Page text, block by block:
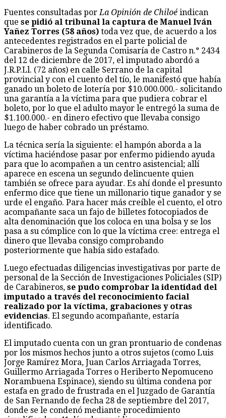
Fuentes consultadas porLa Opinión de Chiloé indican
que se pidió al tribunal la captura de Manuel Iván
Yañez Torres (58 años) toda vez que, de acuerdo a los
antecedentes registrados en el parte policial de
Carabineros de la Segunda Comisaría de Castro n.° 2434
del 12 de diciembre de 2017, el imputado abordó a
J.R.P.Ll. (72 años) en calle Serrano de la capital
provincial y con el cuento del tío, le manifestó que había
ganado un boleto de lotería por $10.000.000.- solicitando
una garantía a la víctima para que pudiera cobrar el
boleto, por lo que el adulto mayor le entregó la suma de
$1.100.000.- en dinero efectivo que llevaba consigo
luego de haber cobrado un préstamo.
La técnica sería la siguiente: el hampón aborda a la
víctima haciéndose pasar por enfermo pidiendo ayuda
para que lo acompañen a un centro asistencial; allí
aparece en escena un segundo delincuente quien
también se ofrece para ayudar. Es ahí donde el presunto
enfermo dice que tiene un millonario tique ganador y se
urde el engaño. Para hacer más creíble el cuento, el otro
acompañante saca un fajo de billetes fotocopiados de
alta denominación que los coloca en una bolsa y se los
pasa a su cómplice con lo que la víctima cree: entrega el
dinero que llevaba consigo comprobando
posteriormente que había sido estafado.
Luego efectuadas diligencias investigativas por parte de
personal de la Sección de Investigaciones Policiales (SIP)
de Carabineros, se pudo comprobar la identidad del
imputado a través del reconocimiento facial
realizado por la víctima, grabaciones y otras
evidencias. El segundo acompañante, estaría
identificado.
El imputado cuenta con un gran prontuario de condenas
por los mismos hechos junto a otros sujetos (como Luis
Jorge Ramírez Mora, Juan Carlos Arriagada Torres,
Guillermo Arriagada Torres o Heriberto Nepomuceno
Norambuena Espinace), siendo su última condena por
estafa en grado de frustrada en el Juzgado de Garantía
de San Fernando de fecha 28 de septiembre del 2017,
donde se le condenó mediante procedimiento